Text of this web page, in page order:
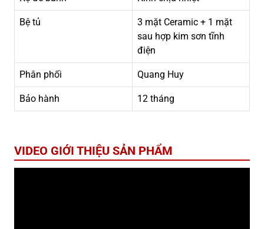
Bệ tủ
3 mặt Ceramic + 1 mặt
sau hợp kim sơn tĩnh
điện
Phân phối Quang Huy
Bảo hành 12 tháng
VIDEO GIỚI THIỆU SẢN PHẨM